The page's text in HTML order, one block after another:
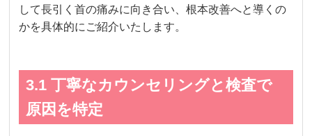
して長引く首の痛みに向き合い、根本改善へと導くの
かを具体的にご紹介いたします。
3.1 丁寧なカウンセリングと検査で
原因を特定